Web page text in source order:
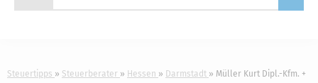
Steuertipps Steuerberater Hessen Darmstadt
Müller Kurt Dipl.-Kfm. +